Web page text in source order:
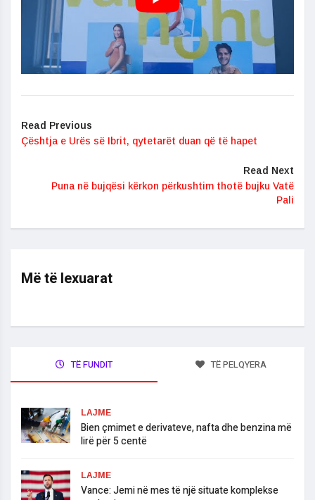
Read Previous
Çështja e Urës së Ibrit, qytetarët duan që të hapet
Read Next
Puna në bujqësi kërkon përkushtim thotë bujku Vatë
Pali
Më të lexuarat
TË FUNDIT TË PELQYERA
LAJME
Bien çmimet e derivateve, nafta dhe benzina më
lirë për 5 centë
LAJME
Vance: Jemi në mes të një situate komplekse